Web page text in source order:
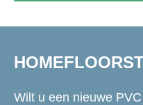
Wilt u een nieuwe